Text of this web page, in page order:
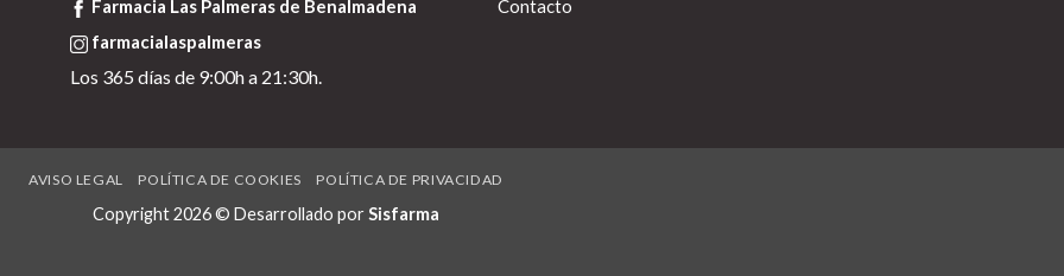
Farmacia Las Palmeras de Benalmadena
farmacialaspalmeras
Los 365 días de 9:00h a 21:30h.
Contacto
AVISO LEGAL POLÍTICA DE COOKIES POLÍTICA DE PRIVACIDAD
Copyright 2026 © Desarrollado por Sisfarma